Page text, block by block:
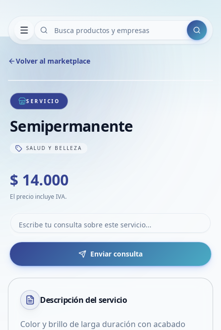
Buscar
Volver al marketplace
1/1
SERVICIO
Semipermanente
SALUD Y BELLEZA
$ 14.000
El precio incluye IVA.
Enviar consulta
Descripción del servicio
Color y brillo de larga duración con acabado